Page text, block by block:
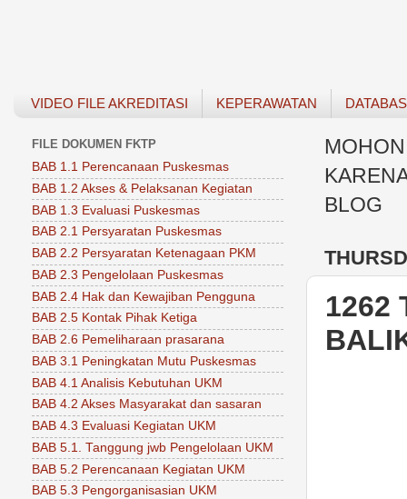
VIDEO FILE AKREDITASI KEPERAWATAN
BLOG
1262
FILE DOKUMEN FKTP
BAB 1.1 Perencanaan Puskesmas
BAB 1.2 Akses & Pelaksanan Kegiatan
BAB 1.3 Evaluasi Puskesmas
BAB 2.1 Persyaratan Puskesmas
BAB 2.2 Persyaratan Ketenagaan PKM
BAB 2.3 Pengelolaan Puskesmas
BAB 2.4 Hak dan Kewajiban Pengguna
BAB 2.5 Kontak Pihak Ketiga
BAB 2.6 Pemeliharaan prasarana
BAB 3.1 Peningkatan Mutu Puskesmas
BAB 4.1 Analisis Kebutuhan UKM
BAB 4.2 Akses Masyarakat dan sasaran
BAB 4.3 Evaluasi Kegiatan UKM
BAB 5.1. Tanggung jwb Pengelolaan UKM
BAB 5.2 Perencanaan Kegiatan UKM
BAB 5.3 Pengorganisasian UKM